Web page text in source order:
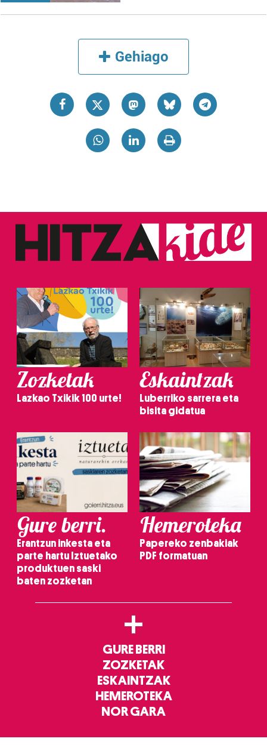
Gehiago
Zozketak
Lazkao Txikik 100 urte!
Eskaintzak
Luberriko sarrera eta
bisita gidatua
Gure berri.
Erantzun inkesta eta
parte hartu Iztuetako
produktuen saski
baten zozketan
Hemeroteka
Papereko zenbakiak
PDF formatuan
+
GURE BERRI
ZOZKETAK
ESKAINTZAK
HEMEROTEKA
NOR GARA